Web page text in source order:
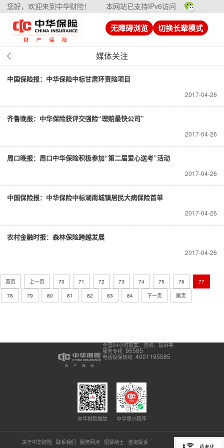
您好，欢迎来到中华财险！ 本网站已支持IPv6访问
无障碍浏览 切换长辈模式
媒体关注
中国保险报：中华保险中标甘肃环责险项目
2017-04-26
齐鲁晚报：中华保险获评交强险“理赔最快公司”
2017-04-26
周口晚报：周口中华保险积极参加“第二届爱心送考”活动
2017-04-26
中国保险报：中华保险中标湖南城镇居民大病保险首单
2017-04-26
农村金融时报：森林保险跨越发展
2017-04-26
首页 上一页 70 71 72 73 74 75 76
77
78
79 80 81 82 83 84 下一页 尾页
全国24小时报案、咨询、投诉等
服务专线 95585
电话投保热线 4001195585
中华财险微信 中华保小程序
关于中华财险 联系我们 服务网点 招贤纳士 咨询投诉